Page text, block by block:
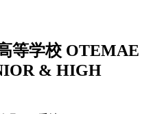
等学校 OTEMAE
& HIGH